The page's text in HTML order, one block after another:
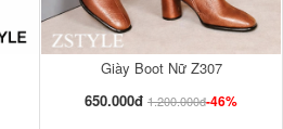
Giày Boot Nữ Z307
650.000đ 1.200.000đ-46%